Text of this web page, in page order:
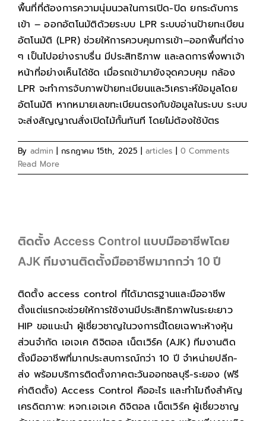
พื้นที่ที่ต้องการความนุ่มนวลในการเปิด-ปิด ยกระดับการ
เข้า – ออกอัตโนมัติด้วยระบบ LPR ระบบอ่านป้ายทะเบียน
อัตโนมัติ (LPR) ช่วยให้การควบคุมการเข้า–ออกพื้นที่ต่าง
ๆ เป็นไปอย่างราบรื่น มีประสิทธิภาพ และลดการพึ่งพาเจ้า
หน้าที่อย่างเห็นได้ชัด เมื่อรถเข้ามายังจุดควบคุม กล้อง
LPR จะทำการจับภาพป้ายทะเบียนและวิเคราะห์ข้อมูลโดย
อัตโนมัติ หากหมายเลขทะเบียนตรงกับข้อมูลในระบบ ระบบ
จะส่งสัญญาณสั่งเปิดไม้กั้นทันที โดยไม่ต้องใช้บัตร
By admin | กรกฎาคม 15th, 2025 | articles | 0 Comments
Read More
ติดตั้ง Access Control แบบมืออาชีพโดย
AJK ทีมงานติดตั้งมืออาชีพมากกว่า 10 ปี
ติดตั้ง access control ที่ได้มาตรฐานและมืออาชีพ
ตั้งแต่แรกจะช่วยให้การใช้งานมีประสิทธิภาพในระยะยาว
HIP ขอแนะนำ ผู้เชี่ยวชาญในวงการนี้โดยเฉพาะห้างหุ้น
ส่วนจำกัด เอเจเค ดิจิตอล เน็ตเวิร์ค (AJK) ทีมงานติด
ตั้งมืออาชีพที่มากประสบการณ์กว่า 10 ปี จำหน่ายปลีก-
ส่ง พร้อมบริการติดตั้งภาคตะวันออกชลบุรี-ระยอง (ฟรี
ค่าติดตั้ง) Access Control คืออะไร และทำไมถึงสำคัญ
เครดิตภาพ: หจก.เอเจเค ดิจิตอล เน็ตเวิร์ค ผู้เชี่ยวชาญ